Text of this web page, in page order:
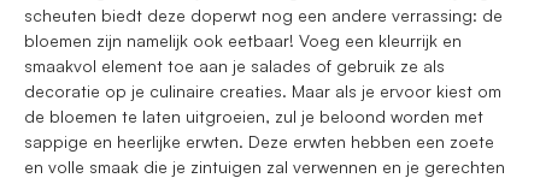
scheuten biedt deze doperwt nog een andere verrassing: de
bloemen zijn namelijk ook eetbaar! Voeg een kleurrijk en
smaakvol element toe aan je salades of gebruik ze als
decoratie op je culinaire creaties. Maar als je ervoor kiest om
de bloemen te laten uitgroeien, zul je beloond worden met
sappige en heerlijke erwten. Deze erwten hebben een zoete
en volle smaak die je zintuigen zal verwennen en je gerechten